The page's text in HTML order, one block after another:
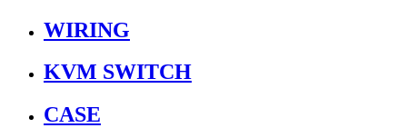
WIRING
KVM SWITCH
CASE